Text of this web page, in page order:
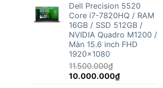
là:
10.500.000₫.
tại
là:
9.500.000₫.
Dell Precision 5520
Core i7-7820HQ / RAM
16GB / SSD 512GB /
NVIDIA Quadro M1200 /
Màn 15.6 inch FHD
1920x1080
11.500.000₫
Giá
10.000.000₫Giá